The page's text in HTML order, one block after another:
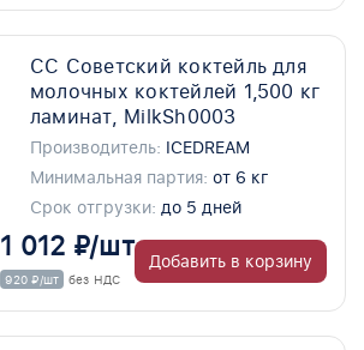
СС Советский коктейль для
молочных коктейлей 1,500 кг
ламинат, MilkSh0003
Производитель: ICEDREAM
Минимальная партия: от 6 кг
Срок отгрузки: до 5 дней
1 012 ₽/шт
920 ₽/шт без НДС
Добавить в корзину